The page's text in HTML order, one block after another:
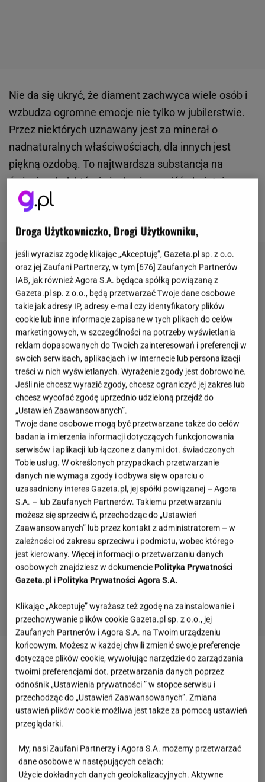
Nie da się ukryć, że diament zachwyca wiele osób i
wzbudza ogromne emocje nie tylko w jubilerstwie.
Przez niektórych uznawany jest za minerał o
nadnaturalnych właściwościach, dla innych jest
piękną ozdobą. To najtwardsza substancja na
świecie, obok której nie da się przejść obojętnie.
Zwłaszcza gdy uda się wydobyć naprawdę ogromne
okazy. Oto ranking
Zobacz wideoDiamenty padły łupem Gruzinów.
Sprawcy zostali zatrzymani
Największy diament świata: Cullinan i jego
Bezkonkurencyjnie największym kiedykolwiek
Droga Użytkowniczko, Drogi Użytkowniku,
jeśli wyrazisz zgodę klikając „Akceptuję”, Gazeta.pl sp. z o.o.
oraz jej Zaufani Partnerzy, w tym [676] Zaufanych Partnerów
IAB, jak również Agora S.A. będąca spółką powiązaną z
Gazeta.pl sp. z o.o., będą przetwarzać Twoje dane osobowe
takie jak adresy IP, adresy e-mail czy identyfikatory plików
cookie lub inne informacje zapisane w tych plikach do celów
marketingowych, w szczególności na potrzeby wyświetlania
reklam dopasowanych do Twoich zainteresowań i preferencji w
swoich serwisach, aplikacjach i w Internecie lub personalizacji
treści w nich wyświetlanych. Wyrażenie zgody jest dobrowolne.
Jeśli nie chcesz wyrazić zgody, chcesz ograniczyć jej zakres lub
chcesz wycofać zgodę uprzednio udzieloną przejdź do
„Ustawień Zaawansowanych”.
Twoje dane osobowe mogą być przetwarzane także do celów
badania i mierzenia informacji dotyczących funkcjonowania
serwisów i aplikacji lub łączone z danymi dot. świadczonych
Tobie usług. W określonych przypadkach przetwarzanie
danych nie wymaga zgody i odbywa się w oparciu o
uzasadniony interes Gazeta.pl, jej spółki powiązanej – Agora
S.A. – lub Zaufanych Partnerów. Takiemu przetwarzaniu
możesz się sprzeciwić, przechodząc do „Ustawień
Zaawansowanych” lub przez kontakt z administratorem – w
zależności od zakresu sprzeciwu i podmiotu, wobec którego
jest kierowany. Więcej informacji o przetwarzaniu danych
osobowych znajdziesz w dokumencie Polityka Prywatności
Gazeta.pl i Polityka Prywatności Agora S.A.
Klikając „Akceptuję” wyrażasz też zgodę na zainstalowanie i
przechowywanie plików cookie Gazeta.pl sp. z o.o., jej
Zaufanych Partnerów i Agora S.A. na Twoim urządzeniu
końcowym. Możesz w każdej chwili zmienić swoje preferencje
dotyczące plików cookie, wywołując narzędzie do zarządzania
twoimi preferencjami dot. przetwarzania danych poprzez
odnośnik „Ustawienia prywatności ” w stopce serwisu i
przechodząc do „Ustawień Zaawansowanych”. Zmiana
ustawień plików cookie możliwa jest także za pomocą ustawień
przeglądarki.
My, nasi Zaufani Partnerzy i Agora S.A. możemy przetwarzać
dane osobowe w następujących celach:
Użycie dokładnych danych geolokalizacyjnych. Aktywne